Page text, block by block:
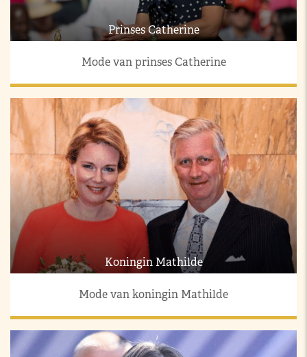
Prinses Catherine
Mode van prinses Catherine
Koningin Mathilde
Mode van koningin Mathilde